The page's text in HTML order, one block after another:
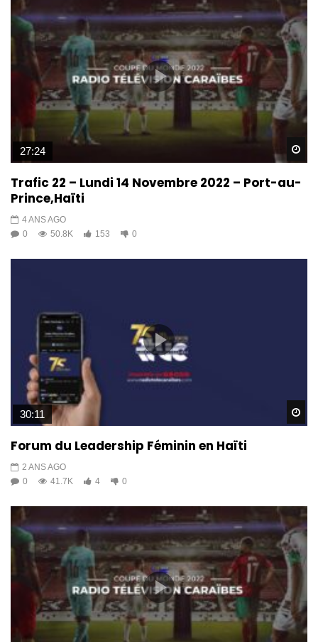
27:24
Trafic 22 – Lundi 14 Novembre 2022 – Port-au-
Prince,Haïti
4 ANS AGO
0
50.8K 153 0
30:11
Forum du Leadership Féminin en Haïti
2 ANS AGO
0
41.7K 4 0